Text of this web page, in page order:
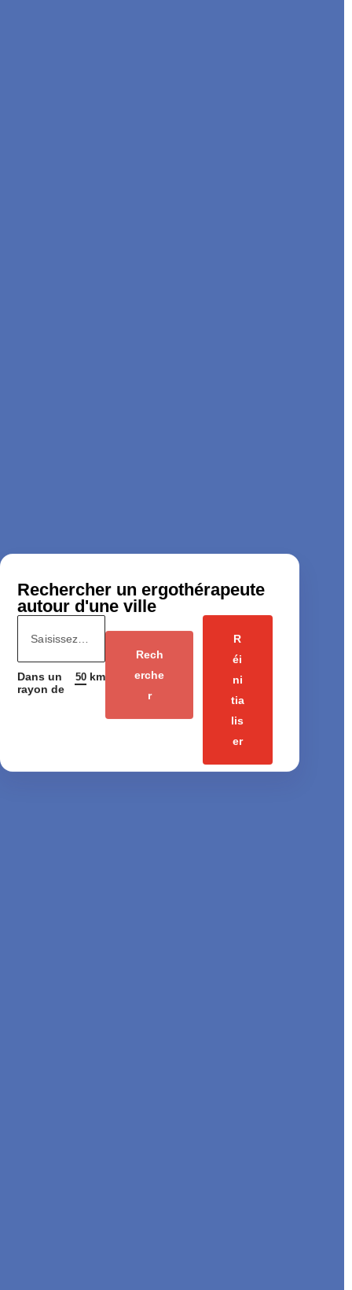
Rechercher un ergothérapeute
autour d'une ville
Filtre Ergo Ville
Dans un
rayon de
km
Rech
erche
r
R
éi
ni
tia
lis
er